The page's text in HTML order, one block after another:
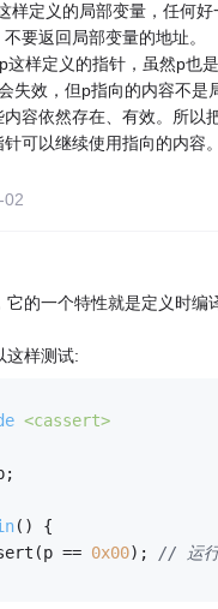
样定义的局部变量，任何好
要返回局部变量的地址。
这样定义的指针，虽然p也
失效，但p指向的内容不是
容依然存在、有效。所以
可以继续使用指向的内容。
02
它的一个特性就是定义时编
这样测试:
<cassert>
()
{
==
0x00); // 运行